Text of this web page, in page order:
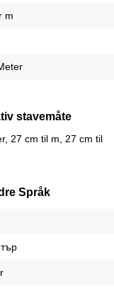
m
stavemåte
27 cm til m, 27 cm til
Språk